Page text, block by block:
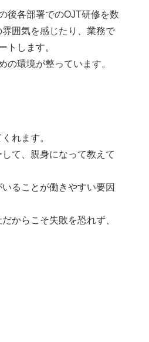
後各部署でのOJT研修を数
囲気を感じたり、業務で
トします。
環境が整っています。
れます。
て、親身になって教えて
ることが働きやすい要因
からこそ失敗を恐れず、